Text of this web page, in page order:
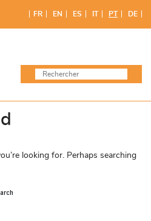
FR EN ES IT PT DE
looking for. Perhaps searching